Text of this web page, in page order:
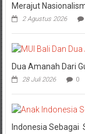
Merajut
2 Agustus 2026
Dua Amanah Dari
28 Juli 2026 0
Indonesia Sebagai